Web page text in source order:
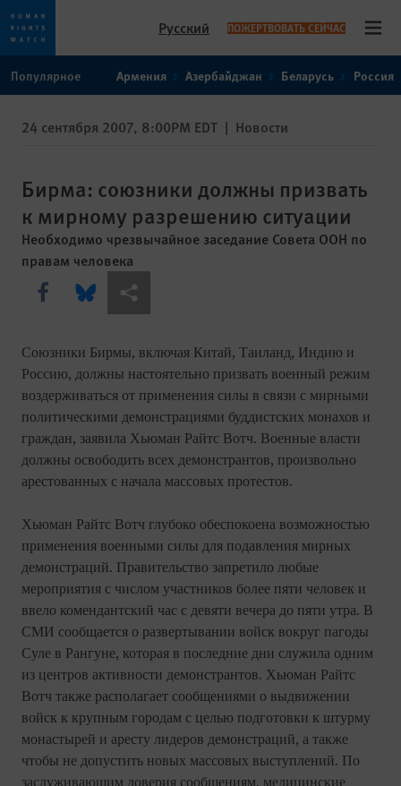
to
privacy
to
content
Русский ПОЖЕРТВОВАТЬ СЕЙЧАС
Популярное Армения Азербайджан Беларусь Россия
24 сентября 2007, 8:00PM EDT | Новости
Бирма: союзники должны призвать
к мирному разрешению ситуации
Необходимо чрезвычайное заседание Совета ООН по
правам человека
Share this via Facebook
Share this via Bluesky
Share this via Поделиться
Союзники Бирмы, включая Китай, Таиланд, Индию и
Россию, должны настоятельно призвать военный режим
воздерживаться от применения силы в связи с мирными
политическими демонстрациями буддистских монахов и
граждан, заявила Хьюман Райтс Вотч. Военные власти
должны освободить всех демонстрантов, произвольно
арестованных с начала массовых протестов.
Хьюман Райтс Вотч глубоко обеспокоена возможностью
применения военными силы для подавления мирных
демонстраций. Правительство запретило любые
мероприятия с числом участников более пяти человек и
ввело комендантский час с девяти вечера до пяти утра. В
СМИ сообщается о развертывании войск вокруг пагоды
Суле в Рангуне, которая в последние дни служила одним
из центров активности демонстрантов. Хьюман Райтс
Вотч также располагает сообщениями о выдвижении
войск к крупным городам с целью подготовки к штурму
монастырей и аресту лидеров демонстраций, а также
чтобы не допустить новых массовых выступлений. По